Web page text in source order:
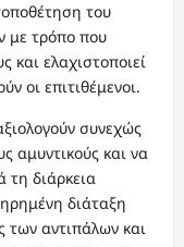
του
με τρόπο που
και ελαχιστοποιεί
οι επιτιθέμενοι.
συνεχώς
αμυντικούς και να
τη διάρκεια
διάταξη
των αντιπάλων και